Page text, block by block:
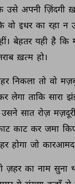
उसे अपनी ज़िंदगी
वो इधर का रहा न
बेहतर यही है कि
ख़त्म हो।
निकला तो वो
लेगा ताकि सारा
उसने सात रोज़
काट कर जमा
होगा जो कारआमद
ज़हर का नाम सुना